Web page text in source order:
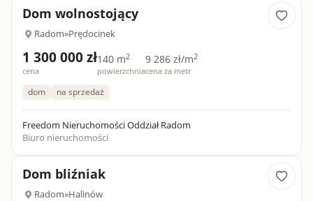
Dom wolnostojący
Radom»Prędocinek
1 300 000 zł
cena
140 m2
powierzchnia
9 286 zł/m2
cena za metr
dom na sprzedaż
Freedom Nieruchomości Oddział Radom
Biuro nieruchomości
Dom bliźniak
Radom»Halinów